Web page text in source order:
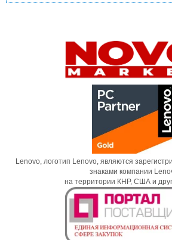
Lenovo, логотип Lenovo, являются
знаками компании
на территории КНР, США и